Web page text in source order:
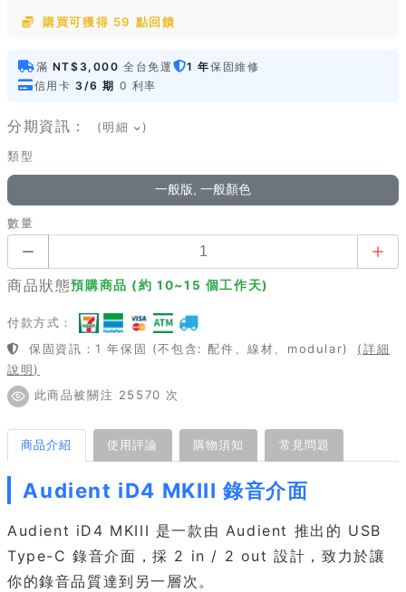
購買可獲得 59 點回饋
滿 NT$3,000 全台免運 1 年保固維修
信用卡 3/6 期 0 利率
分期資訊： (明細 )
類型
一般版, 一般顏色
數量
商品狀態預購商品 (約 10~15 個工作天)
付款方式：
保固資訊：1 年保固 (不包含: 配件、線材、modular)
(詳細
說明)
此商品被關注 25570 次
商品介紹 使用評論 購物須知 常見問題
Audient iD4 MKIII 錄音介面
Audient iD4 MKIII 是一款由 Audient 推出的 USB
Type-C 錄音介面，採 2 in / 2 out 設計，致力於讓
你的錄音品質達到另一層次。